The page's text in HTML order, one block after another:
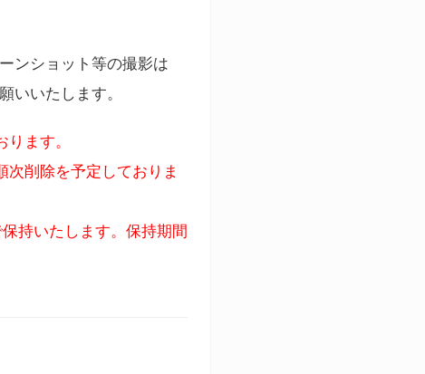
ンショット等の撮影は
いいたします。
ます。
次削除を予定しておりま
持いたします。保持期間